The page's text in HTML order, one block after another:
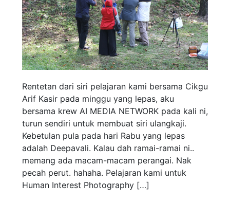
Rentetan dari siri pelajaran kami bersama Cikgu
Arif Kasir pada minggu yang lepas, aku
bersama krew AI MEDIA NETWORK pada kali ni,
turun sendiri untuk membuat siri ulangkaji.
Kebetulan pula pada hari Rabu yang lepas
adalah Deepavali. Kalau dah ramai-ramai ni..
memang ada macam-macam perangai. Nak
pecah perut. hahaha. Pelajaran kami untuk
Human Interest Photography […]